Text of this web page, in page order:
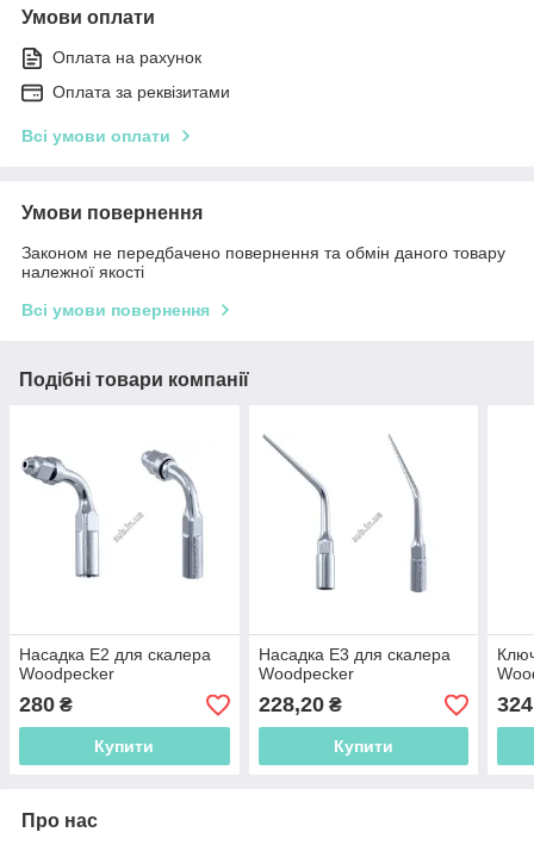
Умови оплати
Оплата на рахунок
Оплата за реквізитами
Всі умови оплати
Умови повернення
Законом не передбачено повернення та обмін даного товару
належної якості
Всі умови повернення
Подібні товари компанії
Насадка E2 для скалера
Woodpecker
280 ₴
Купити
Насадка E3 для скалера
Woodpecker
228,20₴
Купити
Про нас